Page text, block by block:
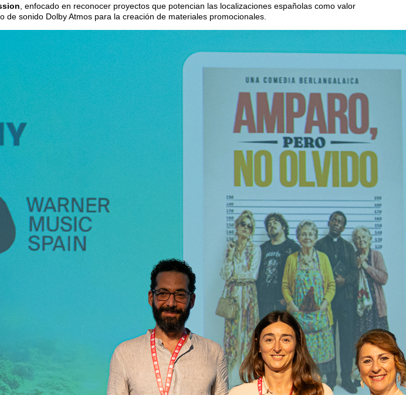
, enfocado en reconocer proyectos que potencian las localizaciones españolas como valor
de sonido Dolby Atmos para la creación de materiales promocionales.